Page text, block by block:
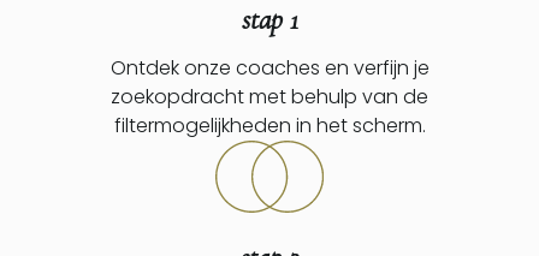
stap 1
Ontdek onze coaches en verfijn je
zoekopdracht met behulp van de
filtermogelijkheden in het scherm.